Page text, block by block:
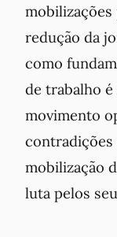
mobilizações
redução da
como
de trabalho
movimento
contradições
mobilização
luta pelos